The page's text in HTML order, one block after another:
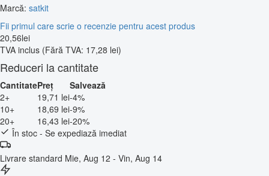
Marcă: satkit
Fii primul care scrie o recenzie pentru acest produs
20,56lei
TVA inclus (Fără TVA: 17,28 lei)
Reduceri la cantitate
CantitatePreț
Salvează
2+
19,71 lei-4%
10+
18,69 lei-9%
20+
16,43 lei-20%
În stoc - Se expediază imediat
Livrare standard Mie, Aug 12 - Vin, Aug 14